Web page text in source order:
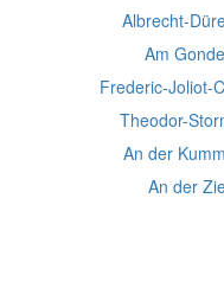
Albrecht-
Am
Frederic-Joliot-
Theodor-
An der
An der